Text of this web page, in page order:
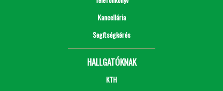
Kancellária
Segítségkérés
HALLGATÓKNAK
KTH